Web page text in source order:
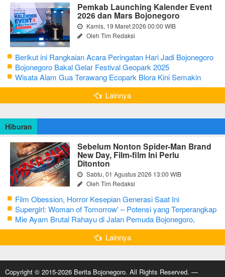
Pemkab Launching Kalender Event
2026 dan Mars Bojonegoro
Kamis, 19 Maret 2026 00:00 WIB
Oleh Tim Redaksi
Berikut ini Rangkaian Acara Peringatan Hari Jadi Bojonegoro
Ke-348 Tahun 2025
Bojonegoro Bakal Gelar Festival Geopark 2025
Wisata Alam Gua Terawang Ecopark Blora Kini Semakin
Menarik
Lainnya
Hiburan
Sebelum Nonton Spider-Man Brand
New Day, Film-film Ini Perlu
Ditonton
Sabtu, 01 Agustus 2026 13:00 WIB
Oleh Tim Redaksi
Film Obession, Horror Kesepian Generasi Saat Ini
Supergirl: Woman of Tomorrow' – Potensi yang Terperangkap
dalam Narasi Generik
Mie Ayam Brutal Rahayu di Jalan Pemuda Bojonegoro,
Kuliner dengan Banyak Pilihan Menu
Lainnya
Copyright © 2015-2026 Berita Bojonegoro. All Rights Reserved. —